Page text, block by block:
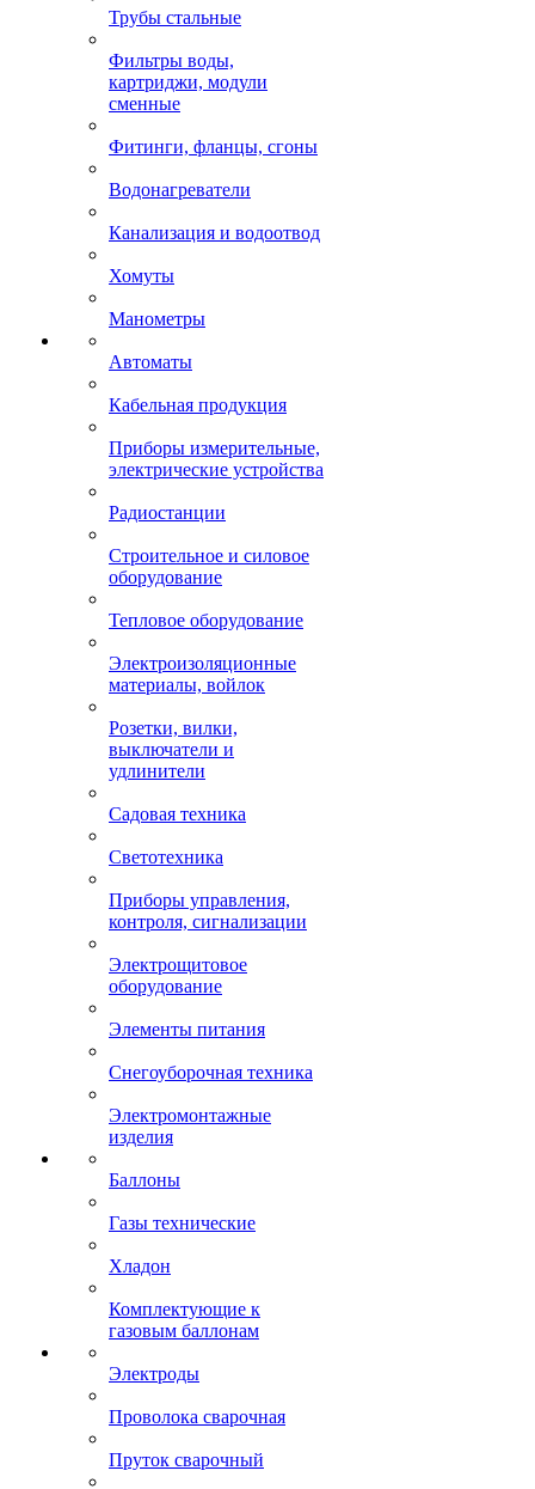
Трубы стальные
Фильтры воды,
картриджи, модули
сменные
Фитинги, фланцы, сгоны
Водонагреватели
Канализация и водоотвод
Хомуты
Манометры
Автоматы
Кабельная продукция
Приборы измерительные,
электрические устройства
Радиостанции
Строительное и силовое
оборудование
Тепловое оборудование
Электроизоляционные
материалы, войлок
Розетки, вилки,
выключатели и
удлинители
Садовая техника
Светотехника
Приборы управления,
контроля, сигнализации
Электрощитовое
оборудование
Элементы питания
Снегоуборочная техника
Электромонтажные
изделия
Баллоны
Газы технические
Хладон
Комплектующие к
газовым баллонам
Электроды
Проволока сварочная
Пруток сварочный